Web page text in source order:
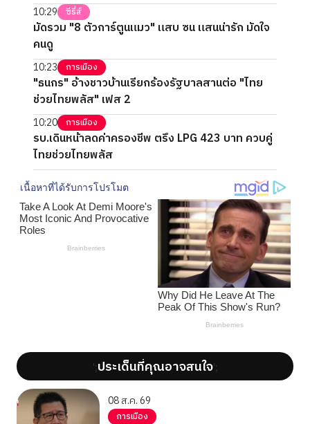
10:29 ซีรี่ส์
มัดรวม "8 ตัวการ์ตูนแมว" แสบ ซน แสนน่ารัก มัดใจ
คนดู
10:23 การเมือง
"ธนกร" อ้างชาวบ้านเรียกร้องรัฐบาลสานต่อ "ไทย
ช่วยไทยพลัส" เฟส 2
10:20 การเมือง
รบ.เดินหน้าลดค่าครองชีพ ตรึง LPG 423 บาท ควบคู่
ไทยช่วยไทยพลัส
';ประเด็นที่คุณอาจสนใจ';
08 ส.ค. 69
การเมือง